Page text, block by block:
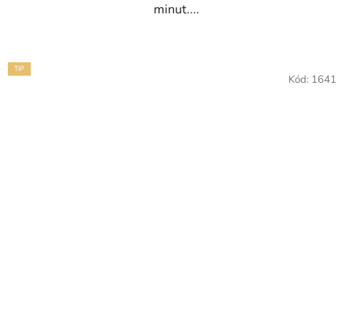
minut....
TIP
Kód: 1641